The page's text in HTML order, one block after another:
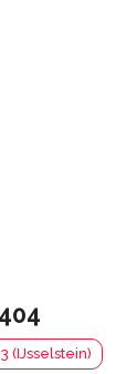
(IJsselstein)